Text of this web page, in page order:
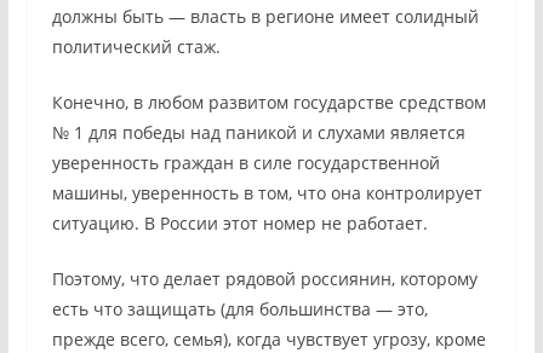
должны быть — власть в регионе имеет солидный
политический стаж.
Конечно, в любом развитом государстве средством
№ 1 для победы над паникой и слухами является
уверенность граждан в силе государственной
машины, уверенность в том, что она контролирует
ситуацию. В России этот номер не работает.
Поэтому, что делает рядовой россиянин, которому
есть что защищать (для большинства — это,
прежде всего, семья), когда чувствует угрозу, кроме